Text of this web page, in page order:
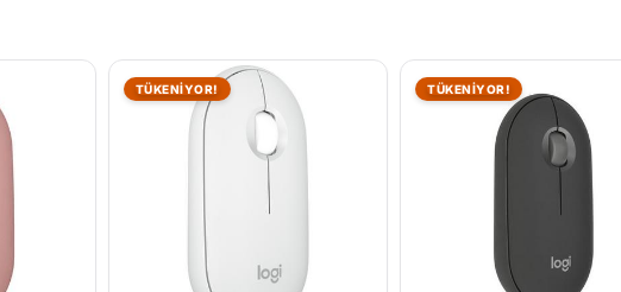
TÜKENİYOR! TÜKENİYOR!